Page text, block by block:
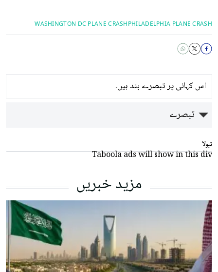
PHILADELPHIA PLANE CRASH
WASHINGTON DC PLANE CRASH
اس کہانی پر تبصرے بند ہیں۔
تبصرے
تبولا
Taboola ads will show in this div
مزید خبریں